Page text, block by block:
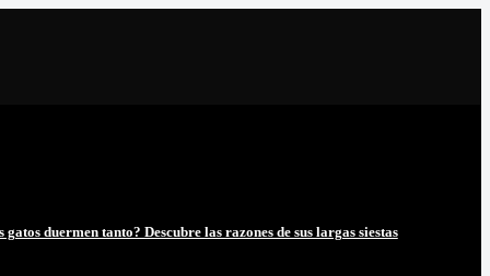
gatos duermen tanto? Descubre las razones de sus largas siestas